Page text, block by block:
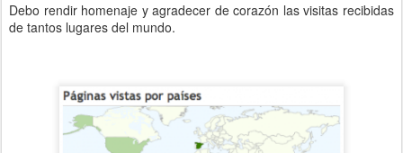
Debo rendir homenaje y agradecer de corazón las visitas recibidas
de tantos lugares del mundo.